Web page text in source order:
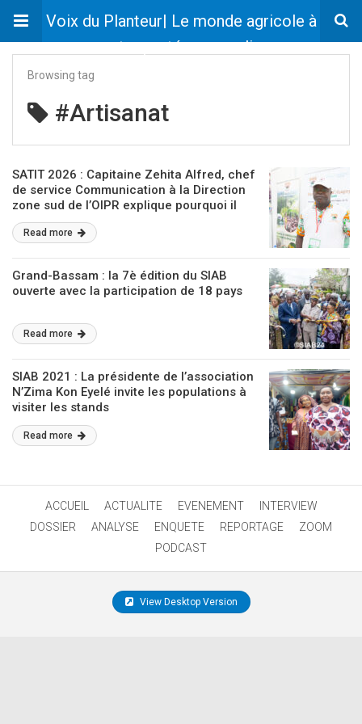
Voix du Planteur| Le monde agricole à
votre portée en un clic
Browsing tag
#Artisanat
SATIT 2026 : Capitaine Zehita Alfred, chef
de service Communication à la Direction
zone sud de l’OIPR explique pourquoi il
faut visiter les aires protégées ivoiriennes
Read more
Grand-Bassam : la 7è édition du SIAB
ouverte avec la participation de 18 pays
Read more
SIAB 2021 : La présidente de l’association
N’Zima Kon Eyelé invite les populations à
visiter les stands
Read more
ACCUEIL ACTUALITE EVENEMENT
INTERVIEW
DOSSIER
ANALYSE ENQUETE REPORTAGE
ZOOM
PODCAST
View Desktop Version